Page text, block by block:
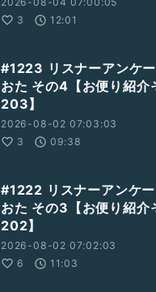
3
12:01
#1223 リスナーアンケ
おた その4【お便り紹介
203】
2026-08-02 07:03:03
3
09:38
#1222 リスナーアンケ
おた その3【お便り紹介
202】
2026-08-02 07:02:03
6
11:03